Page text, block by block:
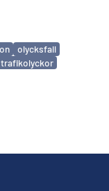
olycksfall
trafikolyckor